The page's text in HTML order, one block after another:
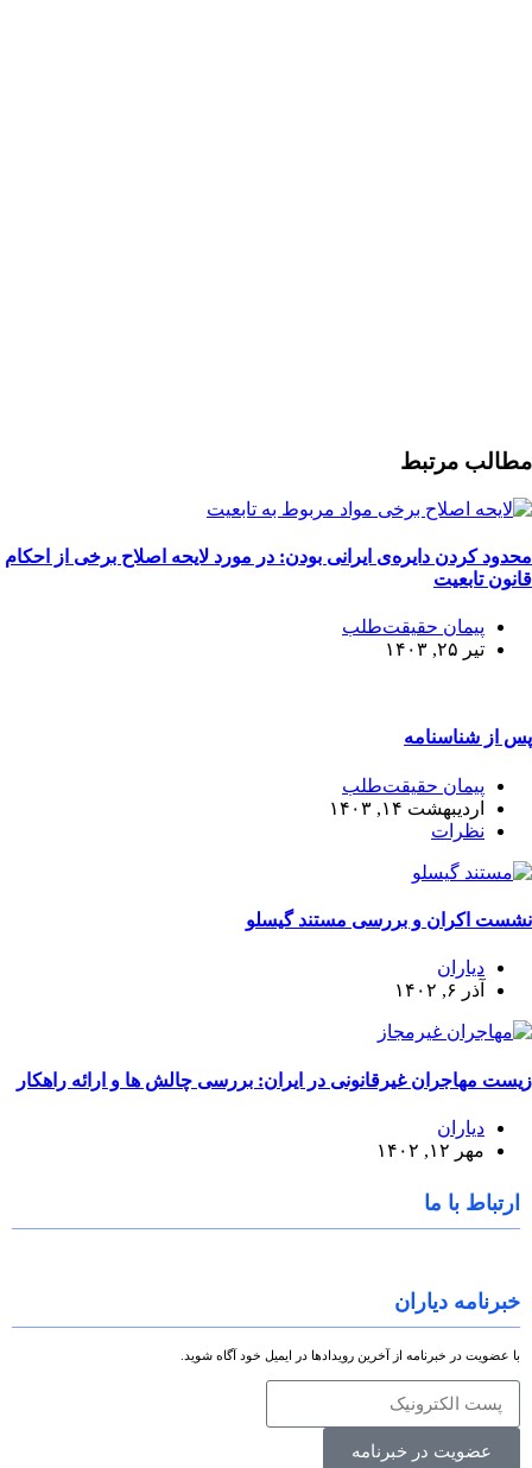
مطالب مرتبط
محدود کردن دایره‌ی ایرانی بودن: در مورد لایحه اصلاح برخی از احکام
قانون تابعیت
پیمان حقیقت‌طلب
تیر ۲۵, ۱۴۰۳
پس از شناسنامه
پیمان حقیقت‌طلب
اردیبهشت ۱۴, ۱۴۰۳
نظرات
نشست اکران و بررسی مستند گیسلو
دیاران
آذر ۶, ۱۴۰۲
زیست مهاجران غیرقانونی در ایران: بررسی چالش ها و ارائه راهکار
دیاران
مهر ۱۲, ۱۴۰۲
ارتباط با ما
خبرنامه دیاران
با عضویت در خبرنامه از آخرین رویدادها در ایمیل خود آگاه شوید.
عضویت در خبرنامه